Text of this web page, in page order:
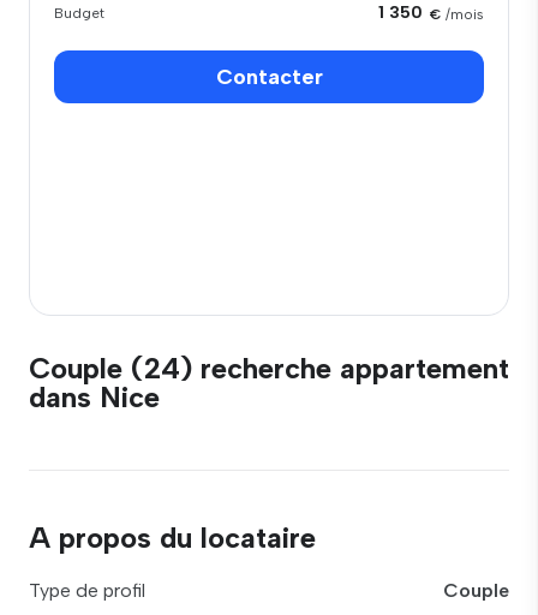
Budget 1 350 € /mois
Contacter
Couple (24) recherche appartement
dans Nice
A propos du locataire
Type de profil
Couple